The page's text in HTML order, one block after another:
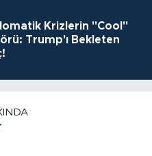
Krizlerin "Cool"
Trump'ı Bekleten